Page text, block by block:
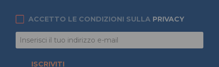
ACCETTO LE CONDIZIONI SULLA PRIVACY
ISCRIVITI